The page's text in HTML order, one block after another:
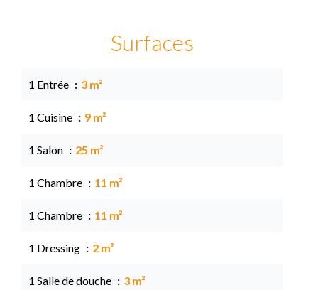
Surfaces
1 Entrée 3 m²
1 Cuisine 9 m²
1 Salon 25 m²
1 Chambre 11 m²
1 Chambre 11 m²
1 Dressing 2 m²
1 Salle de douche 3 m²